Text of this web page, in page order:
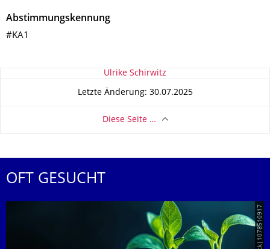
Abstimmungskennung
#KA1
Zu dieser Seite Ulrike Schirwitz
Letzte Änderung: 30.07.2025
Diese Seite …
OFT GESUCHT